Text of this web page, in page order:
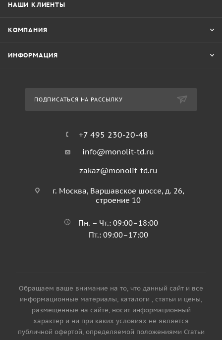
НАШИ КЛИЕНТЫ
КОМПАНИЯ
ИНФОРМАЦИЯ
ПОДПИСАТЬСЯ НА РАССЫЛКУ
+7 495 230-20-48
info@monolit-td.ru
zakaz@monolit-td.ru
г. Москва, Варшавское шоссе, д. 26,
строение 10
Пн. – Чт.: 09:00–18:00
Пт.: 09:00–17:00
Обращаем ваше внимание на то, что данный сайт и все
информационные материалы, каталоги , статьи и цены,
размещенные на сайте, носит информационный
характер и ни при каких условиях не является
публичной офертой, определяемой положениями Статьи